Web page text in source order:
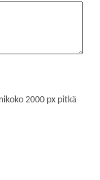
2000 px pitkä